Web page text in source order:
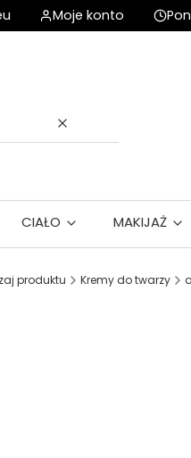
Moje konto
Wyczyść
CIAŁO MAKIJAŻ
produktu Kremy do twarzy